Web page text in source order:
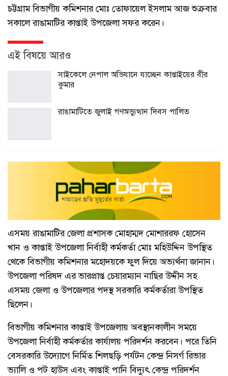
চট্টগ্রাম বিভাগীয় কমিশনার মোঃ তোফায়েল ইসলাম আজ শুক্রবার
সকালে রাঙামাটির কাপ্তাই উপজেলা সফর করেন।
এই বিষয়ে আরও
সাইকেলে নেপাল অভিযানে যাচ্ছেন কাপ্তাইয়ের বীর
কুমার
রাঙামাটিতে জুলাই গণঅভ্যুত্থান দিবস পালিত
এসময় রাঙামাটির জেলা প্রশাসক মোহাম্মদ মোশাররফ হোসেন
খান ও কাপ্তাই উপজেলা নির্বাহী কর্মকর্তা মোঃ মহিউদ্দিন উপস্থিত
থেকে বিভাগীয় কমিশনার মহোদয়কে ফুল দিয়ে অভ্যর্থনা জানান।
উপজেলা পরিষদ এর ভারপ্রাপ্ত চেয়ারম্যান নাছির উদ্দীন সহ
এসময় জেলা ও উপজেলার পদস্থ সরকারি কর্মকর্তারা উপস্থিত
ছিলেন।
বিভাগীয় কমিশনার কাপ্তাই উপজেলায় অবস্থানকালীন সময়ে
উপজেলা নির্বাহী কর্মকর্তার কার্যালয় পরিদর্শন করবেন। পরে তিনি
বেসরকারি উদ্যোগে নির্মিত শিলছড়ি পর্যটন কেন্দ্র নিসর্গ রিভার
ভ্যালি ও পট হাউস এবং কাপ্তাই পানি বিদ্যুৎ কেন্দ্র পরিদর্শন